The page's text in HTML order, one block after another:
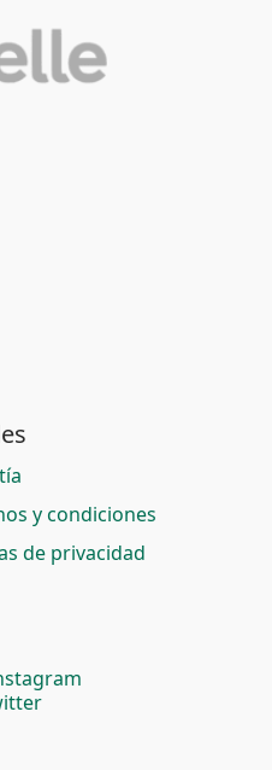
y condiciones
de privacidad